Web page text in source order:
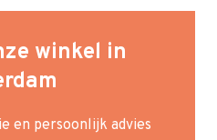
winkel in
en persoonlijk advies